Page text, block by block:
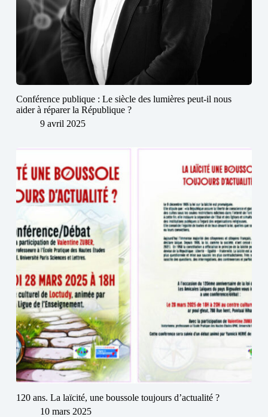
Conférence publique : Le siècle des lumières peut-il nous
aider à réparer la République ?
9 avril 2025
120 ans. La laïcité, une boussole toujours d’actualité ?
10 mars 2025